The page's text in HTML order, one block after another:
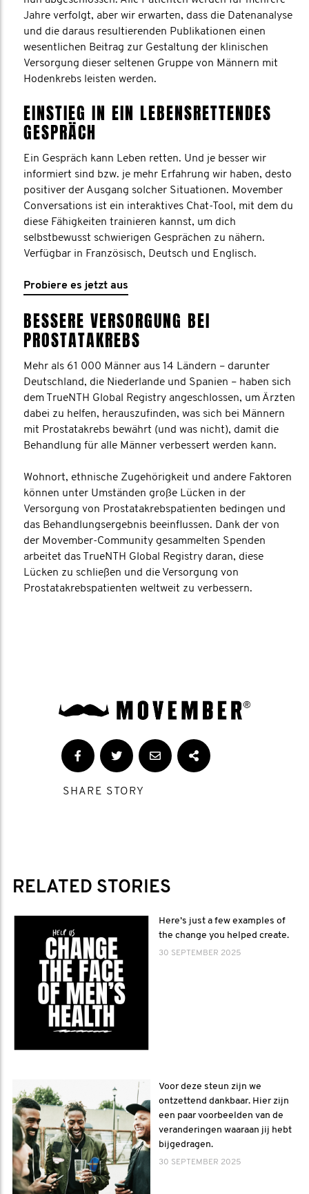
Jahre verfolgt, aber wir erwarten, dass die Datenanalyse
und die daraus resultierenden Publikationen einen
wesentlichen Beitrag zur Gestaltung der klinischen
Versorgung dieser seltenen Gruppe von Männern mit
Hodenkrebs leisten werden.
EINSTIEG IN EIN LEBENSRETTENDES
GESPRÄCH
Ein Gespräch kann Leben retten. Und je besser wir
informiert sind bzw. je mehr Erfahrung wir haben, desto
positiver der Ausgang solcher Situationen. Movember
Conversations ist ein interaktives Chat-Tool, mit dem du
diese Fähigkeiten trainieren kannst, um dich
selbstbewusst schwierigen Gesprächen zu nähern.
Verfügbar in Französisch, Deutsch und Englisch.
Probiere es jetzt aus
BESSERE VERSORGUNG BEI
PROSTATAKREBS
Mehr als 61 000 Männer aus 14 Ländern – darunter
Deutschland, die Niederlande und Spanien – haben sich
dem TrueNTH Global Registry angeschlossen, um Ärzten
dabei zu helfen, herauszufinden, was sich bei Männern
mit Prostatakrebs bewährt (und was nicht), damit die
Behandlung für alle Männer verbessert werden kann.
Wohnort, ethnische Zugehörigkeit und andere Faktoren
können unter Umständen große Lücken in der
Versorgung von Prostatakrebspatienten bedingen und
das Behandlungsergebnis beeinflussen. Dank der von
der Movember-Community gesammelten Spenden
arbeitet das TrueNTH Global Registry daran, diese
Lücken zu schließen und die Versorgung von
Prostatakrebspatienten weltweit zu verbessern.
SHARE STORY
RELATED STORIES
Here’s just a few examples of
the change you helped create.
30 SEPTEMBER 2025
Voor deze steun zijn we
ontzettend dankbaar. Hier zijn
een paar voorbeelden van de
veranderingen waaraan jij hebt
bijgedragen.
30 SEPTEMBER 2025